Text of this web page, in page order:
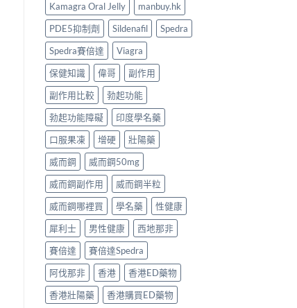
Kamagra Oral Jelly
manbuy.hk
PDE5抑制劑
Sildenafil
Spedra
Spedra賽倍達
Viagra
保健知識
偉哥
副作用
副作用比較
勃起功能
勃起功能障礙
印度學名藥
口服果凍
增硬
壯陽藥
威而鋼
威而鋼50mg
威而鋼副作用
威而鋼半粒
威而鋼哪裡買
學名藥
性健康
犀利士
男性健康
西地那非
賽倍達
賽倍達Spedra
阿伐那非
香港
香港ED藥物
香港壯陽藥
香港購買ED藥物